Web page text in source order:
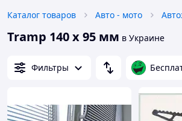
Каталог товаров Авто - мото
Tramp 140 х 95 мм в Украине
Фильтры